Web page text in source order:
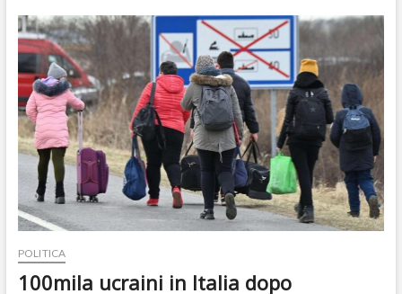
POLITICA
100mila ucraini in Italia dopo